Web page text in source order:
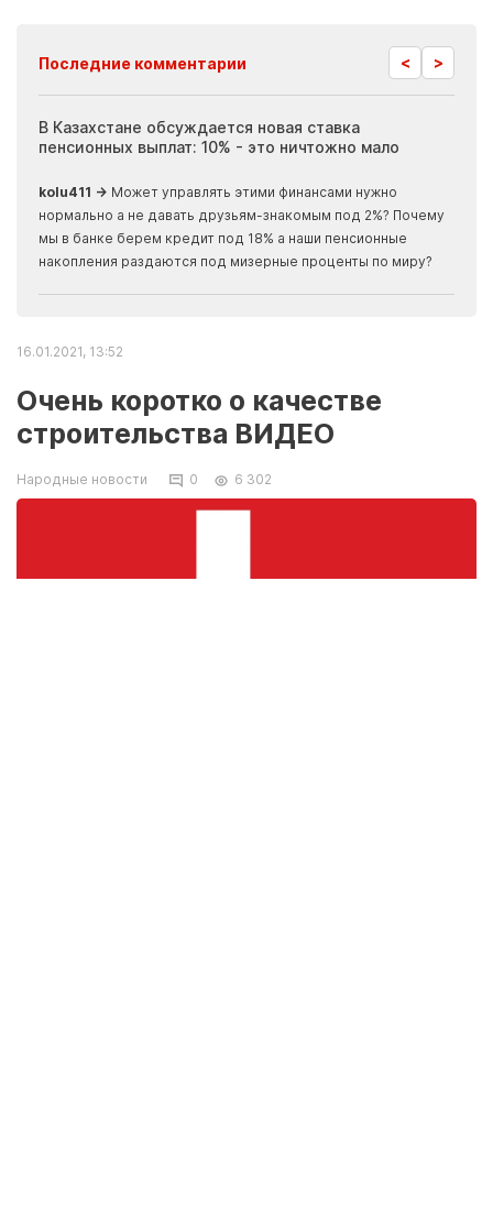
Последние комментарии < >
В Казахстане обсуждается новая ставка
пенсионных выплат: 10% - это ничтожно мало
kolu411 → Может управлять этими финансами нужно
нормально а не давать друзьям-знакомым под 2%? Почему
мы в банке берем кредит под 18% а наши пенсионные
накопления раздаются под мизерные проценты по миру?
16.01.2021, 13:52
Очень коротко о качестве
строительства ВИДЕО
Народные новости 0 6 302